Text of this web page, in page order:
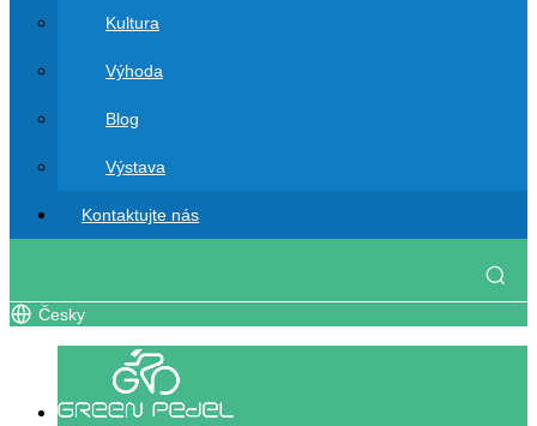
Kultura
Výhoda
Blog
Výstava
Kontaktujte nás
Česky